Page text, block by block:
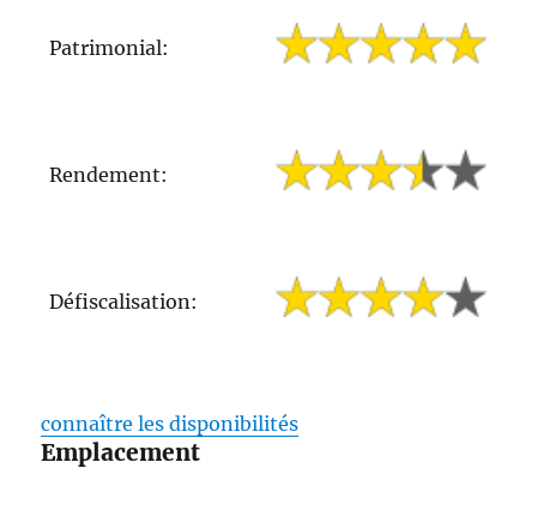
Patrimonial:
Rendement:
Défiscalisation:
connaître les disponibilités
Emplacement